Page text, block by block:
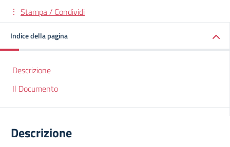
Stampa / Condividi
Indice della pagina
Descrizione
Il Documento
Descrizione